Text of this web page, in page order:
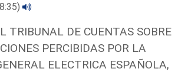
TRIBUNAL DE CUENTAS SOBRE
PERCIBIDAS POR LA
ELECTRICA ESPAÑOLA,